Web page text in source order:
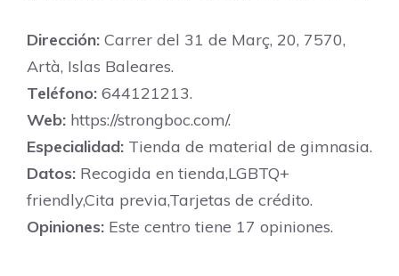
Dirección: Carrer del 31 de Març, 20, 7570,
Artà, Islas Baleares.
Teléfono: 644121213.
Web: https://strongboc.com/.
Especialidad: Tienda de material de gimnasia.
Datos: Recogida en tienda,LGBTQ+
friendly,Cita previa,Tarjetas de crédito.
Opiniones: Este centro tiene 17 opiniones.